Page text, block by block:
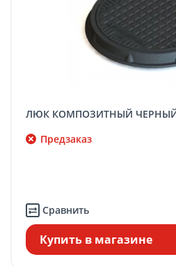
ЛЮК КОМПОЗИТНЫЙ ЧЕРНЫЙ
Предзаказ
Сравнить
Купить в магазине